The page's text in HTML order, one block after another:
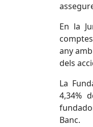
En la
any
dels
La
4,34%
Banc.